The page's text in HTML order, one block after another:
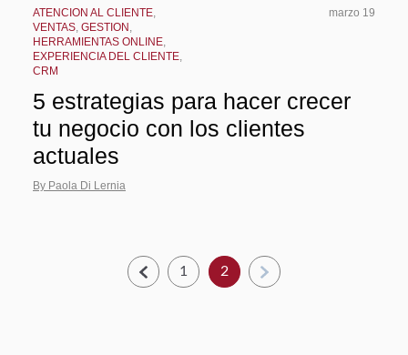
ATENCION AL CLIENTE,
VENTAS, GESTION ,
HERRAMIENTAS ONLINE,
EXPERIENCIA DEL CLIENTE,
CRM
marzo 19
5 estrategias para hacer crecer
tu negocio con los clientes
actuales
By Paola Di Lernia
1 2